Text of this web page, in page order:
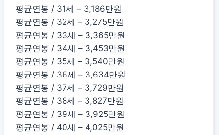
평균연봉 / 31세 – 3,186만원
평균연봉 / 32세 – 3,275만원
평균연봉 / 33세 – 3,365만원
평균연봉 / 34세 – 3,453만원
평균연봉 / 35세 – 3,540만원
평균연봉 / 36세 – 3,634만원
평균연봉 / 37세 – 3,729만원
평균연봉 / 38세 – 3,827만원
평균연봉 / 39세 – 3,925만원
평균연봉 / 40세 – 4,025만원